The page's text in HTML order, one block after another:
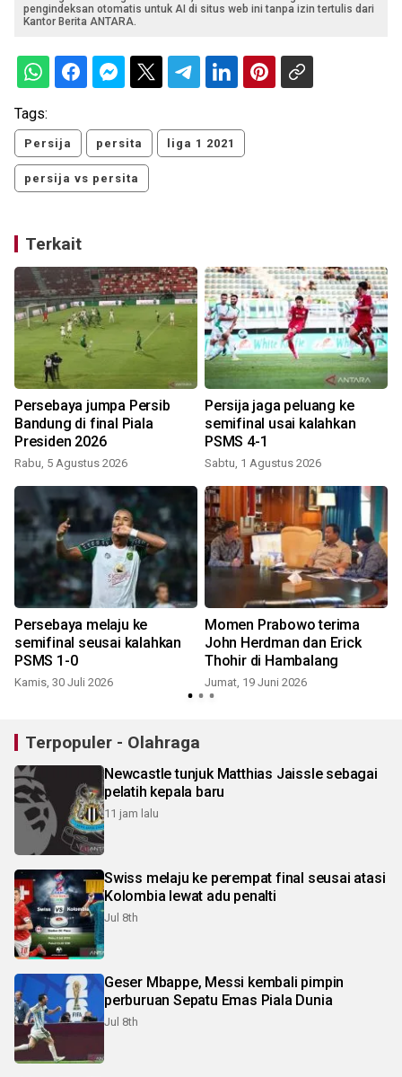
pengindeksan otomatis untuk AI di situs web ini tanpa izin tertulis dari
Kantor Berita ANTARA.
Tags:
Persija persita liga 1 2021
persija vs persita
Terkait
Persebaya jumpa Persib
Bandung di final Piala
Presiden 2026
Rabu, 5 Agustus 2026
Persija jaga peluang ke
semifinal usai kalahkan
PSMS 4-1
Sabtu, 1 Agustus 2026
Persebaya melaju ke
semifinal seusai kalahkan
PSMS 1-0
Kamis, 30 Juli 2026
Momen Prabowo terima
John Herdman dan Erick
Thohir di Hambalang
Jumat, 19 Juni 2026
Terpopuler - Olahraga
Newcastle tunjuk Matthias Jaissle sebagai
pelatih kepala baru
11 jam lalu
Swiss melaju ke perempat final seusai atasi
Kolombia lewat adu penalti
Jul 8th
Geser Mbappe, Messi kembali pimpin
perburuan Sepatu Emas Piala Dunia
Jul 8th